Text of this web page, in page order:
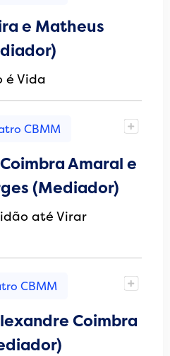
e Matheus
é Vida
CBMM
Amaral e
(Mediador)
até Virar
CBMM
Coimbra